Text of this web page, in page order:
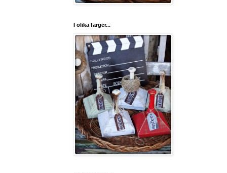
I olika färger...